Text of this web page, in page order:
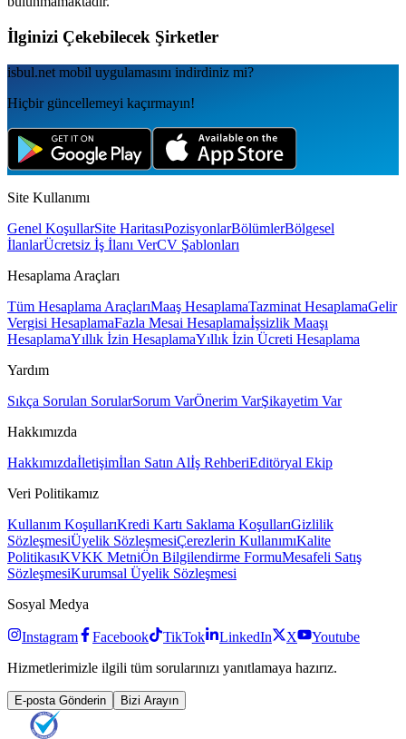
İlginizi Çekebilecek Şirketler
isbul.net mobil uygulamаsını indirdiniz mi?
Hiçbir güncellemeyi kaçırmayın!
Site Kullanımı
Genel KoşullarSite HaritasıPozisyonlarBölümlerBölgesel
İlanlarÜcretsiz İş İlanı VerCV Şablonları
Hesaplama Araçları
Tüm Hesaplama AraçlarıMaaş HesaplamaTazminat HesaplamaGelir
Vergisi HesaplamaFazla Mesai Hesaplamaİşsizlik Maaşı
HesaplamaYıllık İzin HesaplamaYıllık İzin Ücreti Hesaplama
Yardım
Sıkça Sorulan SorularSorum VarÖnerim VarŞikayetim Var
Hakkımızda
Hakkımızdaİletişimİlan Satın Alİş RehberiEditöryal Ekip
Veri Politikamız
Kullanım KoşullarıKredi Kartı Saklama KoşullarıGizlilik
SözleşmesiÜyelik SözleşmesiÇerezlerin KullanımıKalite
PolitikasıKVKK MetniÖn Bilgilendirme FormuMesafeli Satış
SözleşmesiKurumsal Üyelik Sözleşmesi
Sosyal Medya
Instagram Facebook TikTok LinkedIn X
Youtube
Hizmetlerimizle ilgili tüm sorularınızı yanıtlamaya hazırız.
E-posta Gönderin Bizi Arayın